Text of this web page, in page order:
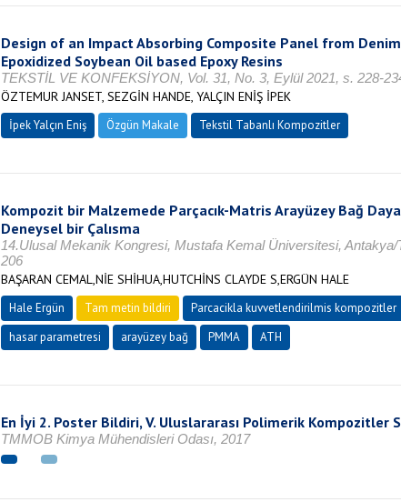
Design of an Impact Absorbing Composite Panel from
Epoxidized Soybean Oil based Epoxy Resins
TEKSTİL VE KONFEKSİYON, Vol. 31, No. 3, Eylül 2021, s. 228-
ÖZTEMUR JANSET, SEZGİN HANDE, YALÇIN ENİŞ İPEK
İpek Yalçın Eniş Özgün Makale Tekstil Tabanlı Kompozitler
Kompozit bir Malzemede Parçacık-Matris Arayüzey Bağ
Deneysel bir Çalısma
14.Ulusal Mekanik Kongresi, Mustafa Kemal Üniversitesi,
206
BAŞARAN CEMAL,NİE SHİHUA,HUTCHİNS CLAYDE S,ERGÜN HALE
Hale Ergün Tam metin bildiri Parcacikla kuvvetlendirilmis kompozitler
hasar parametresi
arayüzey bağ PMMA ATH
En İyi 2. Poster Bildiri, V. Uluslararası Polimerik Kompozitler
TMMOB Kimya Mühendisleri Odası, 2017